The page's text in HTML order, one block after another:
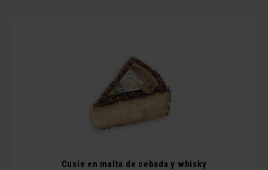
Cusie en malta de cebada y whisky